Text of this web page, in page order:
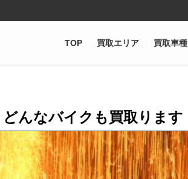
TOP 買取エリア 買取車種
んなバイクも買取ります